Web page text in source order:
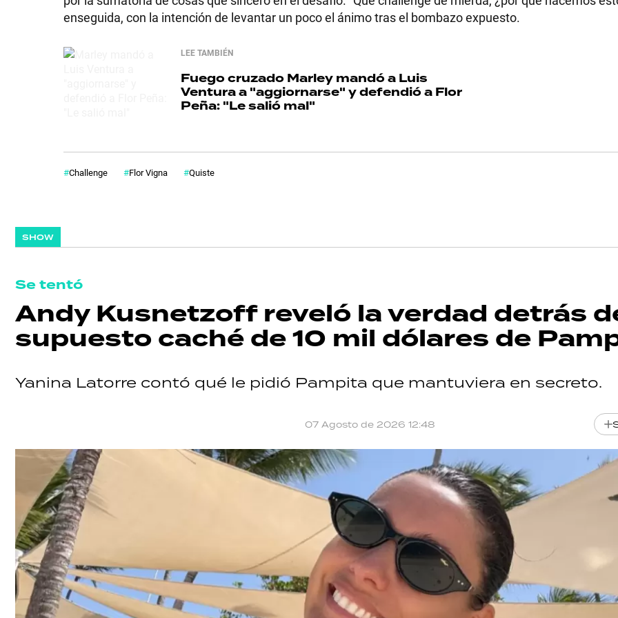
enseguida, con la intención de levantar un poco el ánimo tras el bombazo expuesto.
LEE TAMBIÉN
Fuego cruzado Marley mandó a Luis
Ventura a "aggiornarse" y defendió a Flor
Peña: "Le salió mal"
Challenge Flor Vigna Quiste
SHOW
Se tentó
Andy Kusnetzoff reveló la verdad detrás
supuesto caché de 10 mil dólares de
Yanina Latorre contó qué le pidió Pampita que mantuviera en secreto.
07 Agosto de 2026 12:48